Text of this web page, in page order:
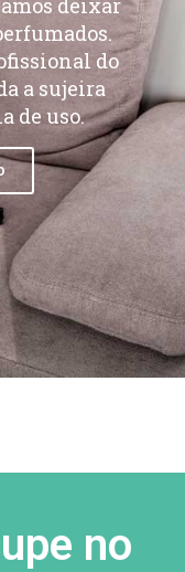
do
a sujeira
de uso.
no